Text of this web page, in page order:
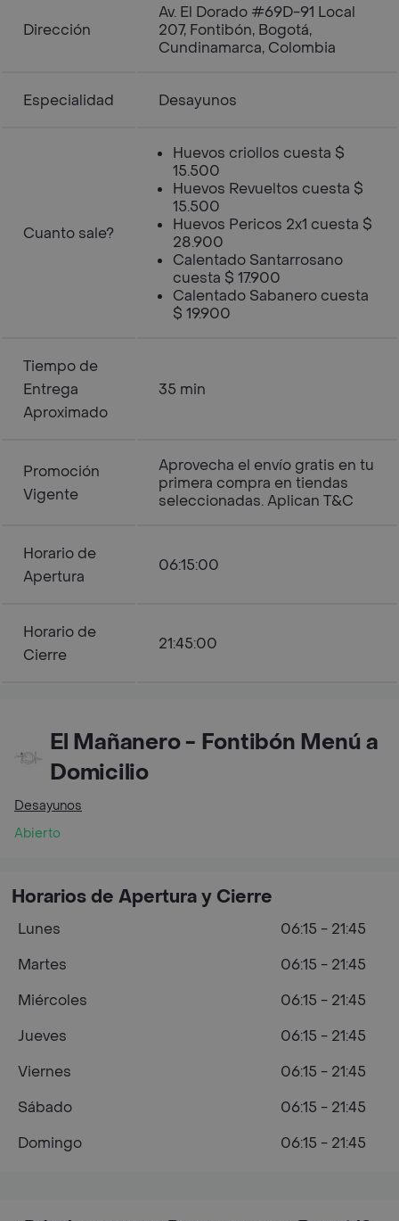
Dirección
Av. El Dorado #69D-91 Local
207, Fontibón, Bogotá,
Cundinamarca, Colombia
Especialidad Desayunos
Cuanto sale?
Huevos criollos cuesta $
15.500
Huevos Revueltos cuesta $
15.500
Huevos Pericos 2x1 cuesta $
28.900
Calentado Santarrosano
cuesta $ 17.900
Calentado Sabanero cuesta
$ 19.900
Tiempo de
Entrega
Aproximado
35 min
Promoción
Vigente
Aprovecha el envío gratis en tu
primera compra en tiendas
seleccionadas. Aplican T&C
Horario de
Apertura
06:15:00
Horario de
Cierre
21:45:00
El Mañanero - Fontibón Menú a
Domicilio
Desayunos
Abierto
Horarios de Apertura y Cierre
Lunes
06:15 - 21:45
Martes
06:15 - 21:45
Miércoles
06:15 - 21:45
Jueves
06:15 - 21:45
Viernes
06:15 - 21:45
Sábado
06:15 - 21:45
Domingo
06:15 - 21:45